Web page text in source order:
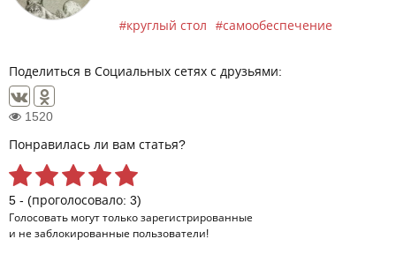
круглый стол самообеспечение
Поделиться в Социальных сетях с друзьями:
1520
Понравилась ли вам статья?
5 - (проголосовало: 3)
Голосовать могут только зарегистрированные
и не заблокированные пользователи!